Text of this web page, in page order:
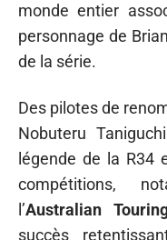
monde entier
personnage de
de la série.
Des pilotes de
Nobuteru
légende de la R34
compétitions,
l’Australian
succès